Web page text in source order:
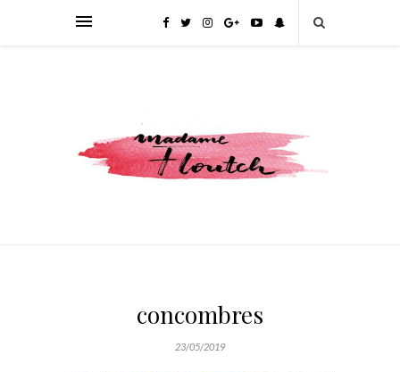
concombres
23/05/2019